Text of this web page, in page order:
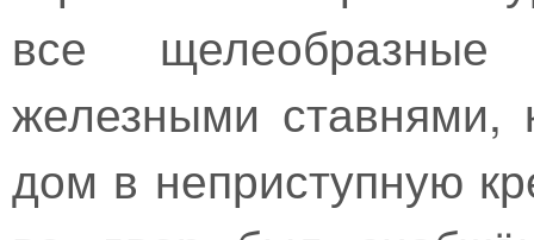
все
железными ставнями,
дом в неприступную